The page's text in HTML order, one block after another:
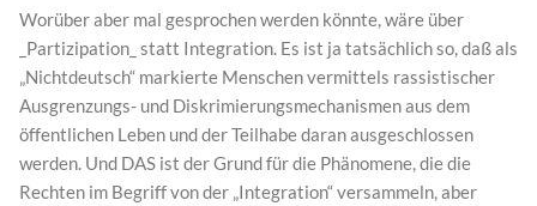
Worüber aber mal gesprochen werden könnte, wäre über
_Partizipation_ statt Integration. Es ist ja tatsächlich so, daß als
„Nichtdeutsch“ markierte Menschen vermittels rassistischer
Ausgrenzungs- und Diskrimierungsmechanismen aus dem
öffentlichen Leben und der Teilhabe daran ausgeschlossen
werden. Und DAS ist der Grund für die Phänomene, die die
Rechten im Begriff von der „Integration“ versammeln, aber